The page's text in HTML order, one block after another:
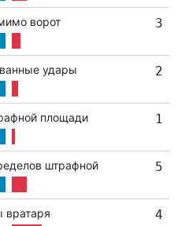
ворот 3
удары 2
площади 1
штрафной 5
вратаря 4